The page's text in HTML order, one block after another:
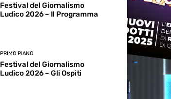
Festival del Giornalismo
Ludico 2026 – Il Programma
PRIMO PIANO
Festival del Giornalismo
Ludico 2026 – Gli Ospiti